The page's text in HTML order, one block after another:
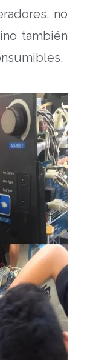
no
también